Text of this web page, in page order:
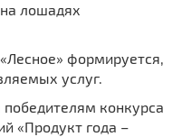
лошадях
формируется,
услуг.
победителям конкурса
«Продукт года –